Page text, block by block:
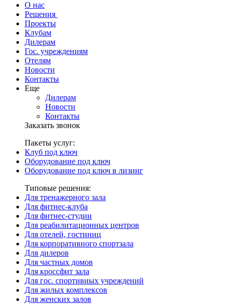
О нас
Решения
Проекты
Клубам
Дилерам
Гос. учреждениям
Отелям
Новости
Контакты
Еще
Дилерам
Новости
Контакты
Заказать звонок
Пакеты услуг:
Клуб под ключ
Оборудование под ключ
Оборудование под ключ в лизинг
Типовые решения:
Для тренажерного зала
Для фитнес-клуба
Для фитнес-студии
Для реабилитационных центров
Для отелей, гостиниц
Для корпоративного спортзала
Для дилеров
Для частных домов
Для кроссфит зала
Для гос. спортивных учреждений
Для жилых комплексов
Для женских залов